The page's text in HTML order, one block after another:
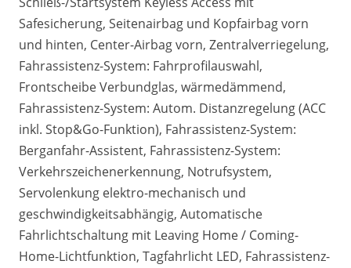
Safesicherung, Seitenairbag und Kopfairbag vorn
und hinten, Center-Airbag vorn, Zentralverriegelung,
Fahrassistenz-System: Fahrprofilauswahl,
Frontscheibe Verbundglas, wärmedämmend,
Fahrassistenz-System: Autom. Distanzregelung (ACC
inkl. Stop&Go-Funktion), Fahrassistenz-System:
Berganfahr-Assistent, Fahrassistenz-System:
Verkehrszeichenerkennung, Notrufsystem,
Servolenkung elektro-mechanisch und
geschwindigkeitsabhängig, Automatische
Fahrlichtschaltung mit Leaving Home / Coming-
Home-Lichtfunktion, Tagfahrlicht LED, Fahrassistenz-